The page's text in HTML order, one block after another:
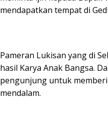
mendapatkan tempat di
Pameran Lukisan yang di
hasil Karya Anak Bangsa.
pengunjung untuk
mendalam.